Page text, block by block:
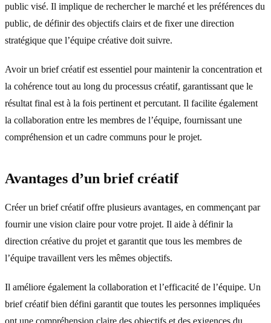
public visé. Il implique de rechercher le marché et les préférences du
public, de définir des objectifs clairs et de fixer une direction
stratégique que l’équipe créative doit suivre.
Avoir un brief créatif est essentiel pour maintenir la concentration et
la cohérence tout au long du processus créatif, garantissant que le
résultat final est à la fois pertinent et percutant. Il facilite également
la collaboration entre les membres de l’équipe, fournissant une
compréhension et un cadre communs pour le projet.
Avantages d’un brief créatif
Créer un brief créatif offre plusieurs avantages, en commençant par
fournir une vision claire pour votre projet. Il aide à définir la
direction créative du projet et garantit que tous les membres de
l’équipe travaillent vers les mêmes objectifs.
Il améliore également la collaboration et l’efficacité de l’équipe. Un
brief créatif bien défini garantit que toutes les personnes impliquées
ont une compréhension claire des objectifs et des exigences du